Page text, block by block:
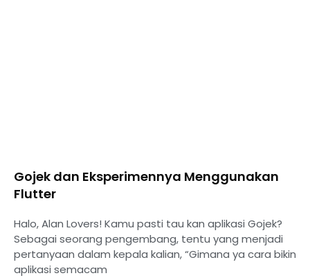
Gojek dan Eksperimennya Menggunakan
Flutter
Halo, Alan Lovers! Kamu pasti tau kan aplikasi Gojek?
Sebagai seorang pengembang, tentu yang menjadi
pertanyaan dalam kepala kalian, “Gimana ya cara bikin
aplikasi semacam